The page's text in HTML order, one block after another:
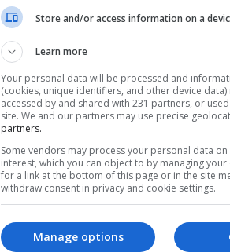
امني واسع بعمليات
وتأكيد جديد بشأن صحراء
خاضعة للسيطرة
12:55 | 2026-
Store and/or access information on a
Learn more
Your personal data will be processed and
(cookies, unique identifiers, and other device
accessed by and shared with 231 partners, or
site. We and our partners may use precise
partners.
Some vendors may process your personal data
interest, which you can object to by managing
for a link at the bottom of this page or in the site
withdraw consent in privacy and cookie settings.
Manage options